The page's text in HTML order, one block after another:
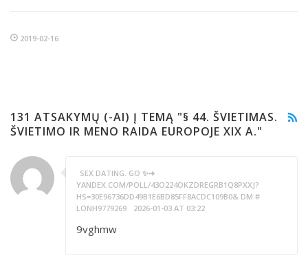
2019-02-16
131 ATSAKYMŲ (-AI) Į TEMĄ "§ 44. ŠVIETIMAS.
ŠVIETIMO IR MENO RAIDA EUROPOJE XIX A."
SEX DATING. GO ✨➜
YANDEX.COM/POLL/43O224OKZDREGRB1Q8PXXJ?
HS=30E96736DD49B1E6BD85FF8ACDC109B0& DM #
LONH9779269
2026-01-03 AT 03:22
9vghmw